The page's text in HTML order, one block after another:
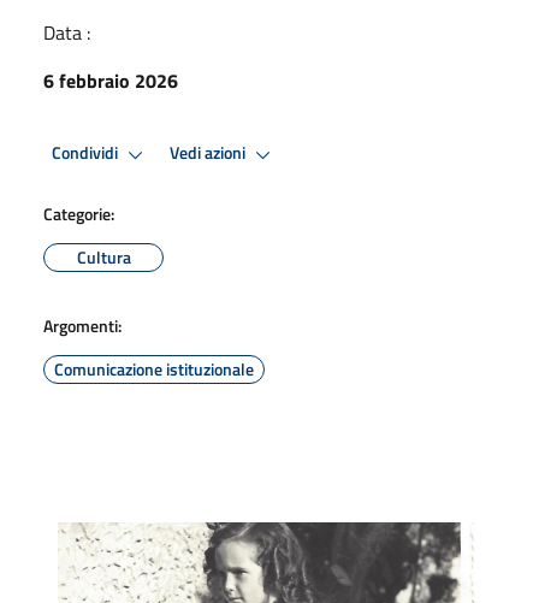
Data :
6 febbraio 2026
Condividi Vedi azioni
Categorie:
Cultura
Argomenti:
Comunicazione istituzionale